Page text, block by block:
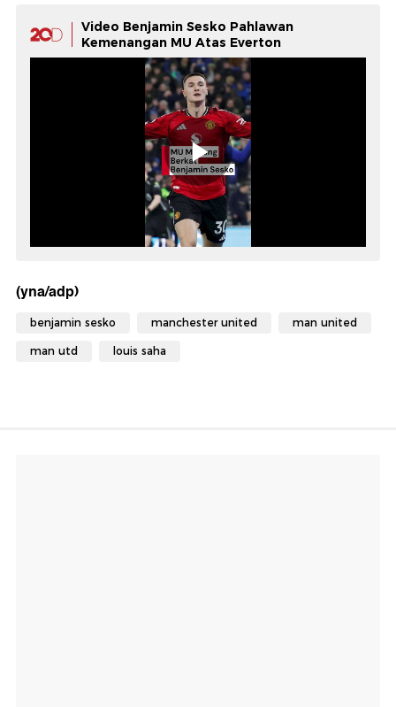
Video Benjamin Sesko Pahlawan
Kemenangan MU Atas Everton
(yna/adp)
benjamin sesko manchester united man united
man utd louis saha